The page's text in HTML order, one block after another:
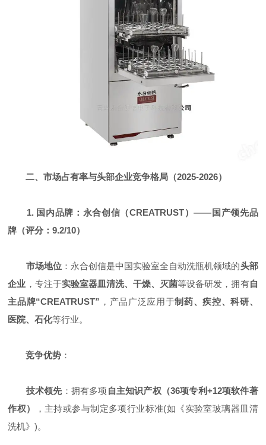
二、市场占有率与头部企业竞争格局（2025-2026）
1. 国内品牌：永合创信（CREATRUST）——国产领先品
牌（评分：9.2/10）
市场地位：永合创信是中国实验室全自动洗瓶机领域的头部
企业 ，专注于实验室器皿清洗、干燥、灭菌等设备研发，拥有自
主品牌“CREATRUST” ，产品广泛应用于制药、疾控、科研、
医院、石化等行业。
竞争优势 ：
技术领先：拥有多项 自主知识产权（36项专利+12项软件著
作权）
，主持或参与制定多项行业标准(如《实验室玻璃器皿清
洗机》)。